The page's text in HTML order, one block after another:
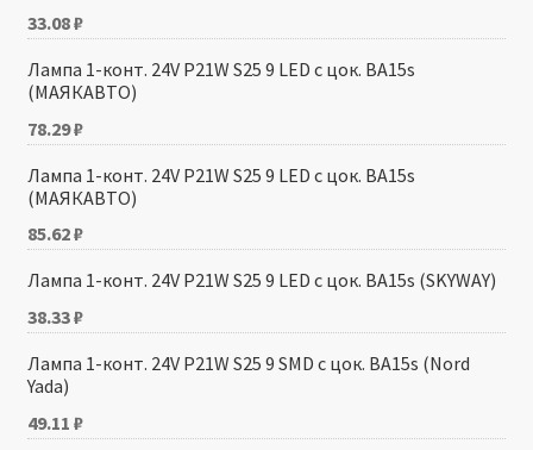
33.08₽
Лампа 1-конт. 24V P21W S25 9 LED с цок. BA15s
(МАЯКАВТО)
78.29₽
Лампа 1-конт. 24V P21W S25 9 LED с цок. BA15s
(МАЯКАВТО)
85.62₽
Лампа 1-конт. 24V P21W S25 9 LED с цок. BA15s (SKYWAY)
38.33₽
Лампа 1-конт. 24V P21W S25 9 SMD с цок. BA15s (Nord
Yada)
49.11 ₽